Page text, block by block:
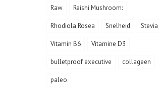
Raw Reishi Mushroom:
Rhodiola Rosea Snelheid Stevia
Vitamin B6 Vitamine D3
bulletproof executive collageen
paleo